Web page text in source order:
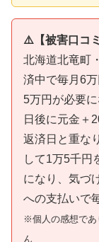
⚠️【被害口コ
北海道北竜町
済中で毎月6
5万円が必要
日後に元金＋
返済日と重な
して1万5千円
になり、気づ
への支払いで
※個人の感想であ
ん